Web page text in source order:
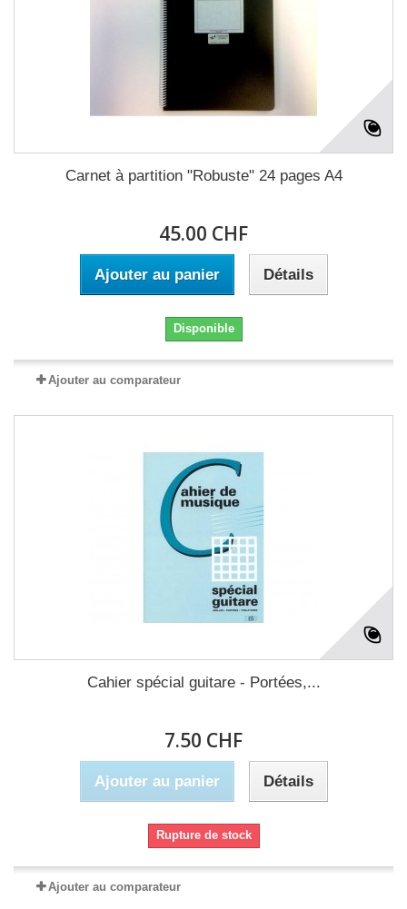
Carnet à partition "Robuste" 24 pages A4
45.00 CHF
Ajouter au panier Détails
Disponible
Ajouter au comparateur
Cahier spécial guitare - Portées,...
7.50 CHF
Ajouter au panier Détails
Rupture de stock
Ajouter au comparateur